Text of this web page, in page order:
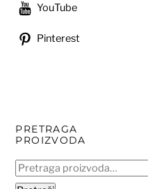
YouTube
Pinterest
PRETRAGA
PROIZVODA
Pretraga
za: